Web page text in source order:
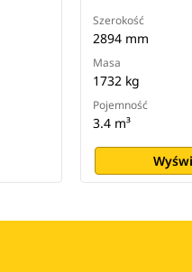
Szerokość
2894 mm
Masa
1732 kg
Pojemność
3.4 m³